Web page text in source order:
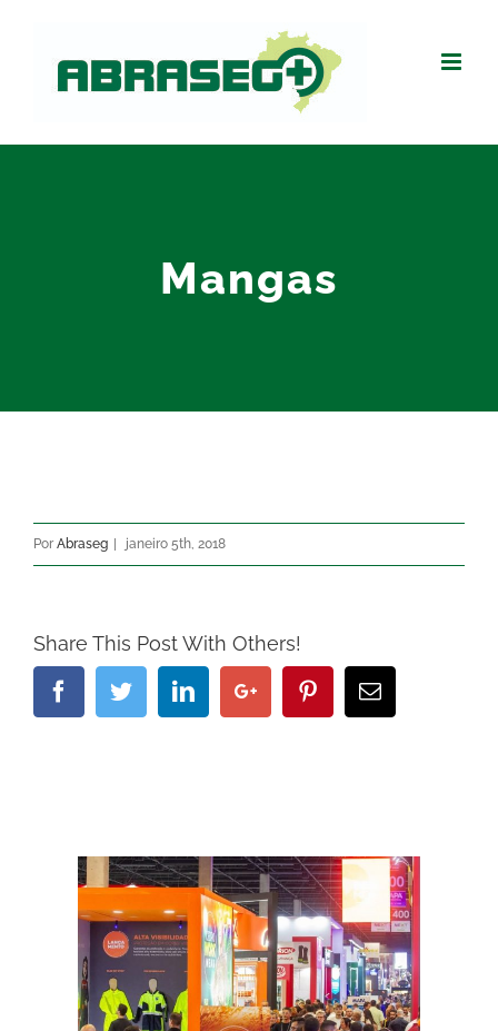
Mangas
Por Abraseg janeiro 5th, 2018
Share This Post With Others!
FacebookTwitterLinkedinGoogle+ PinterestEmail